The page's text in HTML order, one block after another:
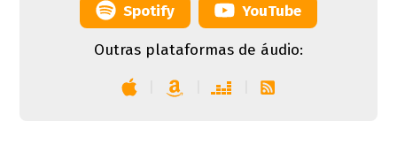
Spotify YouTube
Outras plataformas de áudio: